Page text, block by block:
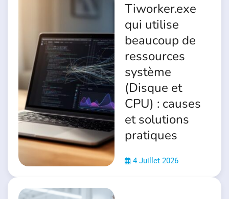
Tiworker.exe
qui utilise
beaucoup de
ressources
système
(Disque et
CPU) : causes
et solutions
pratiques
4 Juillet 2026